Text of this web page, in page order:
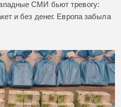
СМИ бьют тревогу:
и без денег. Европа забыла